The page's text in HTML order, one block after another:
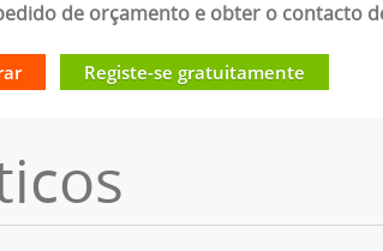
de orçamento e obter o contacto
Registe-se gratuitamente